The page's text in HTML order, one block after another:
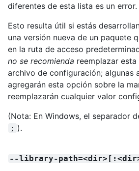
diferentes de esta lista es un error.
Esto resulta útil si estás
una versión nueva de un paquete
en la ruta de acceso
no se recomienda reemplazar
archivo de configuración; algunas
agregarán esta opción sobre la
reemplazarán cualquier valor
(Nota: En Windows, el separador
; ).
--library-